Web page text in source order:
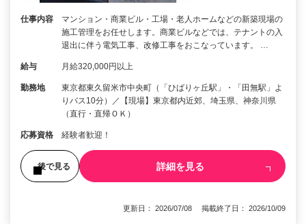
仕事内容
マンション・商業ビル・工場・老人ホームなどの新築現場の
施工管理をお任せします。商業ビルなどでは、テナントの入
退出に伴う電気工事、改修工事をおこなっています。 …
給与 月給320,000円以上
勤務地
東京都東久留米市中央町（「ひばりヶ丘駅」・「田無駅」よ
りバス10分）／【現場】東京都内近郊、埼玉県、神奈川県
（直行・直帰ＯＫ）
応募資格 経験者歓迎！
後で見る 詳細を見る
更新日： 2026/07/08 掲載終了日： 2026/10/09